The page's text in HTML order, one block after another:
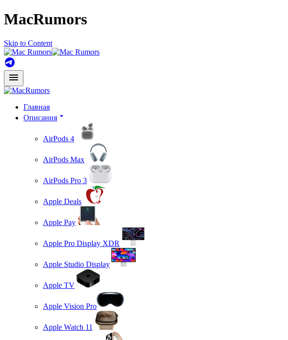
MacRumors
Skip to Content
Главная
Описания
AirPods 4
AirPods Max
AirPods Pro 3
Apple Deals
Apple Pay
Apple Pro Display XDR
Apple Studio Display
Apple TV
Apple Vision Pro
Apple Watch 11